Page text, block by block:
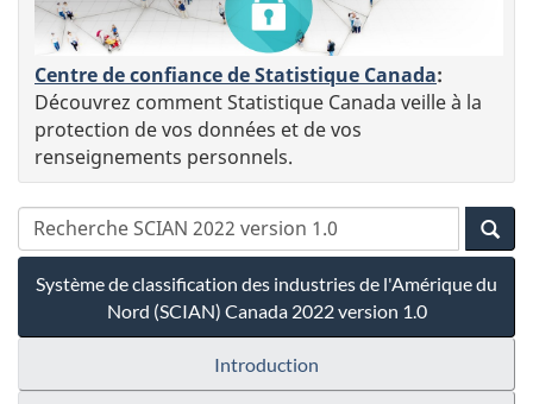
Centre de confiance de Statistique Canada:
Découvrez comment Statistique Canada veille à la
protection de vos données et de vos
renseignements personnels.
Système de classification des industries de l'Amérique du
Nord (SCIAN) Canada 2022 version 1.0
Introduction